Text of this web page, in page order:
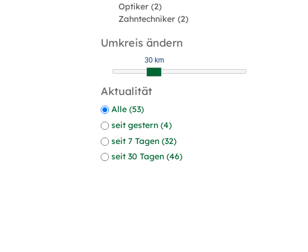
Optiker (2)
Zahntechniker (2)
Umkreis ändern
30 km
Aktualität
Alle (53)
seit gestern (4)
seit 7 Tagen (32)
seit 30 Tagen (46)